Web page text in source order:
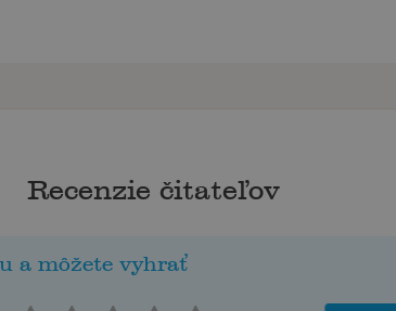
Recenzie čitateľov
a môžete vyhrať